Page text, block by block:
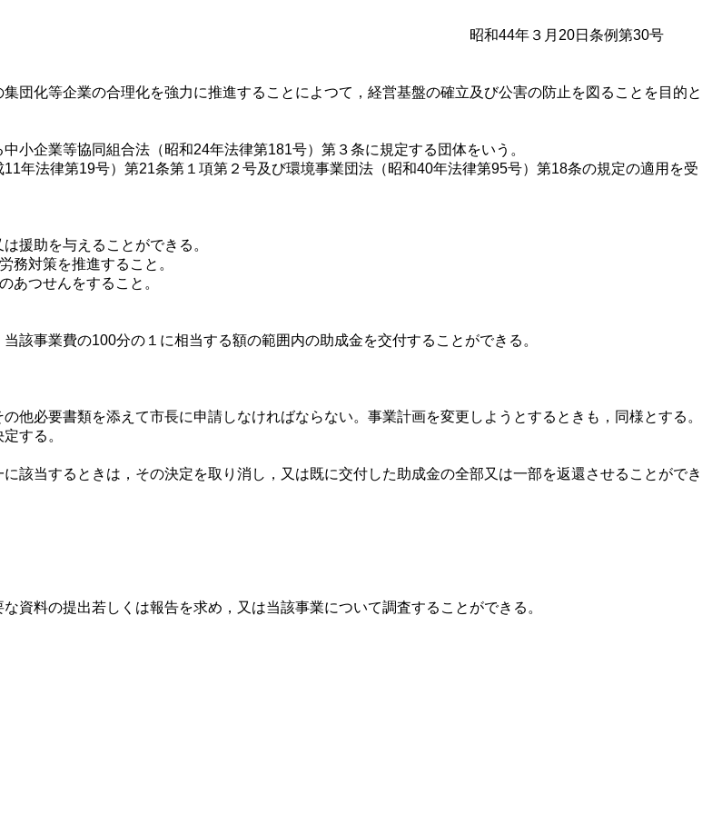
昭和44年３月20日条例第30号
団化等企業の合理化を強力に推進することによつて，経営基盤の確立及び公害の防止を図ることを目的と
企業等協同組合法（昭和24年法律第181号）第３条に規定する団体をいう。
年法律第19号）第21条第１項第２号及び環境事業団法（昭和40年法律第95号）第18条の規定の適用を受
援助を与えることができる。
対策を推進すること。
つせんをすること。
事業費の100分の１に相当する額の範囲内の助成金を交付することができる。
必要書類を添えて市長に申請しなければならない。事業計画を変更しようとするときも，同様とする。
する。
該当するときは，その決定を取り消し，又は既に交付した助成金の全部又は一部を返還させることができ
料の提出若しくは報告を求め，又は当該事業について調査することができる。